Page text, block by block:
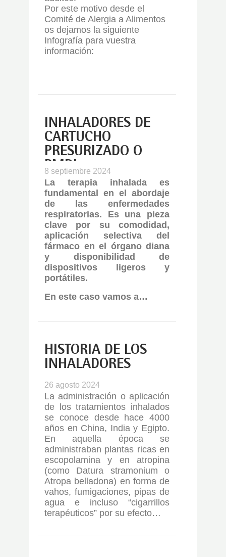
Por este motivo desde el
Comité de Alergia a Alimentos
os dejamos la siguiente
Infografía para vuestra
información:
INHALADORES DE
CARTUCHO
PRESURIZADO O
PMDI
8 septiembre 2024
La terapia inhalada es
fundamental en el abordaje
de las enfermedades
respiratorias. Es una pieza
clave por su comodidad,
aplicación selectiva del
fármaco en el órgano diana
y disponibilidad de
dispositivos ligeros y
portátiles.
En este caso vamos a…
HISTORIA DE LOS
INHALADORES
26 agosto 2024
La administración o aplicación
de los tratamientos inhalados
se conoce desde hace 4000
años en China, India y Egipto.
En aquella época se
administraban plantas ricas en
escopolamina y en atropina
(como Datura stramonium o
Atropa belladona) en forma de
vahos, fumigaciones, pipas de
agua e incluso “cigarrillos
terapéuticos” por su efecto…